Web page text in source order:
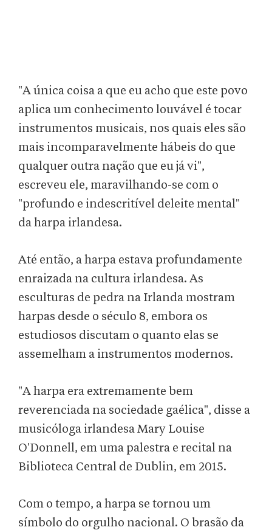
"A única coisa a que eu acho que este povo
aplica um conhecimento louvável é tocar
instrumentos musicais, nos quais eles são
mais incomparavelmente hábeis do que
qualquer outra nação que eu já vi",
escreveu ele, maravilhando-se com o
"profundo e indescritível deleite mental"
da harpa irlandesa.
Até então, a harpa estava profundamente
enraizada na cultura irlandesa. As
esculturas de pedra na Irlanda mostram
harpas desde o século 8, embora os
estudiosos discutam o quanto elas se
assemelham a instrumentos modernos.
"A harpa era extremamente bem
reverenciada na sociedade gaélica", disse a
musicóloga irlandesa Mary Louise
O'Donnell, em uma palestra e recital na
Biblioteca Central de Dublin, em 2015.
Com o tempo, a harpa se tornou um
símbolo do orgulho nacional. O brasão da